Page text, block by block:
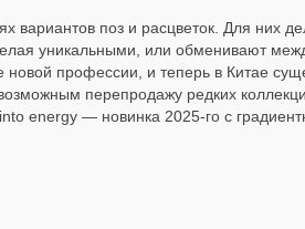
вариантов поз и расцветок. Для
уникальными, или обменивают
новой профессии, и теперь в Китае
перепродажу редких
energy — новинка 2025-го с